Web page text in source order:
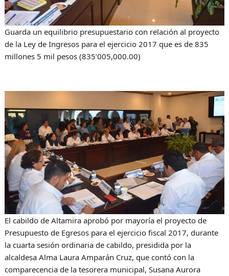
p
k
e
r
m
Guarda un equilibrio presupuestario con relación al proyecto
de la Ley de Ingresos para el ejercicio 2017 que es de 835
millones 5 mil pesos (835’005,000.00)
El cabildo de Altamira aprobó por mayoría el proyecto de
Presupuesto de Egresos para el ejercicio fiscal 2017, durante
la cuarta sesión ordinaria de cabildo, presidida por la
alcaldesa Alma Laura Amparán Cruz, que contó con la
comparecencia de la tesorera municipal, Susana Aurora